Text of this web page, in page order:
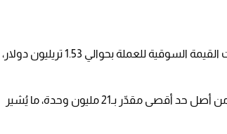
وبلغ حجم التداول خلال 24 ساعة نحو 37.55 مليار دولار، فيما قُدّرت القيمة السوقية للعملة بحوالي 1.53 تريليون دولار،
ويبلغ المعروض المتداول من البيتكوين نحو 20.02 مليون وحدة، من أصل حد أقصى مقدّر بـ21 مليون وحدة، ما يُشير